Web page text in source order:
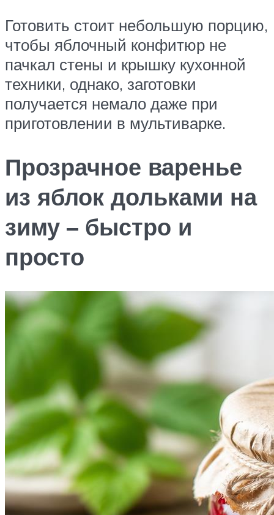
Готовить стоит небольшую порцию,
чтобы яблочный конфитюр не
пачкал стены и крышку кухонной
техники, однако, заготовки
получается немало даже при
приготовлении в мультиварке.
Прозрачное варенье
из яблок дольками на
зиму – быстро и
просто